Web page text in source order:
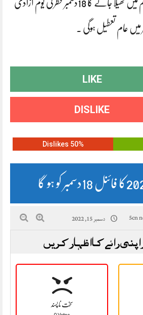
کے درمیان لوسیل سٹیڈیم میں کھیلا جائے گا 18دسمبر قطر کی یوم آزادی
عام تعطیل ہوگی ۔
LIKE
DISLIKE
50% Dislikes
5cn دسمبر 15, 2022
رائے کا اظہار کریں
سخت نا پسند